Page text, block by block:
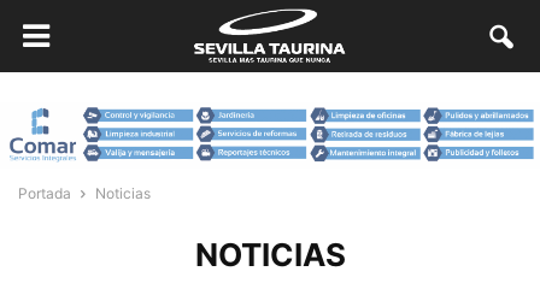
Portada Noticias
NOTICIAS